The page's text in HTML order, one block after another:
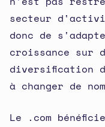
secteur
donc de
croissance sur
diversification
à changer de
Le .com